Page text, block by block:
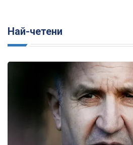
Най-четени